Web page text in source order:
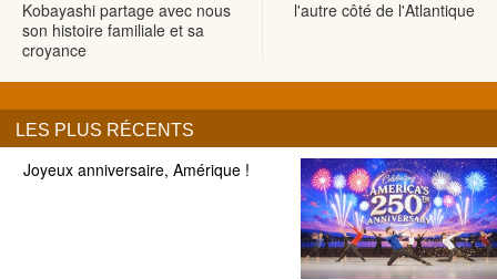
Kobayashi partage avec nous
son histoire familiale et sa
croyance
l'autre côté de l'Atlantique
LES PLUS RÉCENTS
Joyeux anniversaire, Amérique !